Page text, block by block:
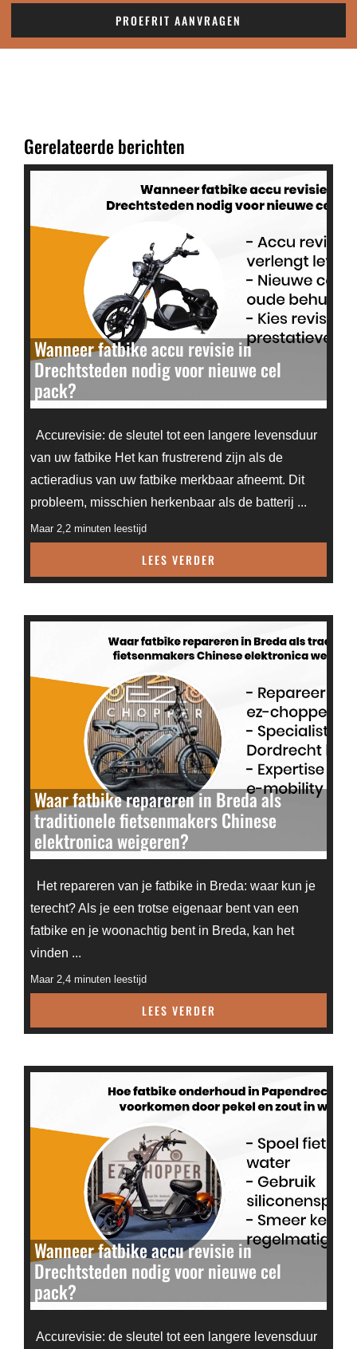
PROEFRIT AANVRAGEN
Gerelateerde berichten
Wanneer fatbike accu revisie in
Drechtsteden nodig voor nieuwe cel
pack?
Accurevisie: de sleutel tot een langere levensduur
van uw fatbike Het kan frustrerend zijn als de
actieradius van uw fatbike merkbaar afneemt. Dit
probleem, misschien herkenbaar als de batterij ...
Maar 2,2 minuten leestijd
LEES VERDER
Waar fatbike repareren in Breda als
traditionele fietsenmakers Chinese
elektronica weigeren?
Het repareren van je fatbike in Breda: waar kun je
terecht? Als je een trotse eigenaar bent van een
fatbike en je woonachtig bent in Breda, kan het
vinden ...
Maar 2,4 minuten leestijd
LEES VERDER
Wanneer fatbike accu revisie in
Drechtsteden nodig voor nieuwe cel
pack?
Accurevisie: de sleutel tot een langere levensduur